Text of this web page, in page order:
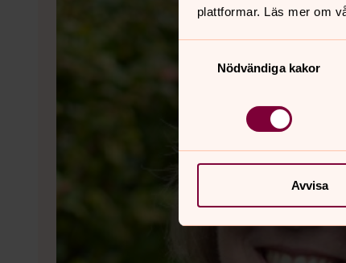
plattformar. Läs mer om
Nödvändiga kakor
Avvisa